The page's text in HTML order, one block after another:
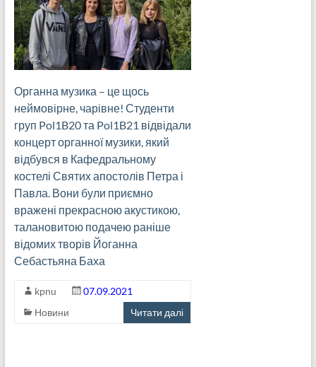
Органна музика – це щось
неймовірне, чарівне! Студенти
груп Pol1B20 та Pol1B21 відвідали
концерт органної музики, який
відбувся в Кафедральному
костелі Святих апостолів Петра і
Павла. Вони були приємно
вражені прекрасною акустикою,
талановитою подачею раніше
відомих творів Йоганна
Себастьяна Баха
kpnu
07.09.2021
Новини
Читати далі